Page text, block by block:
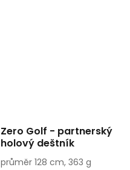
Zero Golf - partnerský
holový deštník
průměr 128 cm, 363 g